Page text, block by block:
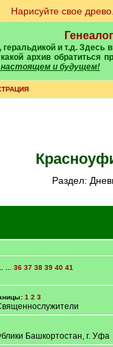
Нарисуйте свое
архив обратиться
настоящем и будущем!
Раздел:
... 36 37 38 39 40 41
1 2 3
Башкортостан, г. Уфа